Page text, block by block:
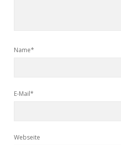
Name*
E-Mail*
Webseite